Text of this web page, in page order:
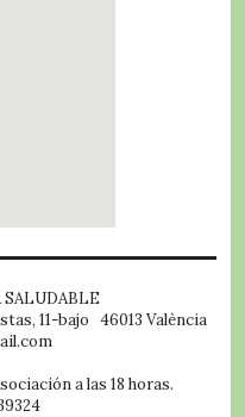
11-bajo 46013 València
a las 18 horas.